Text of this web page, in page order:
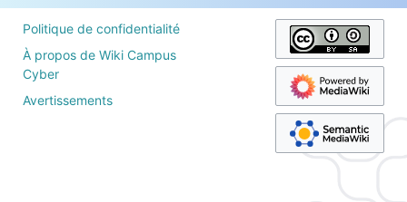
Politique de confidentialité
À propos de Wiki Campus
Cyber
Avertissements